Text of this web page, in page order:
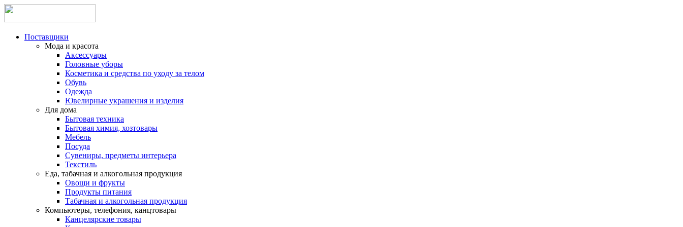
Поставщики
Мода и красота
Аксессуары
Головные уборы
Косметика и средства по уходу за телом
Обувь
Одежда
Ювелирные украшения и изделия
Для дома
Бытовая техника
Бытовая химия, хозтовары
Мебель
Посуда
Сувениры, предметы интерьера
Текстиль
Еда, табачная и алкогольная продукция
Овощи и фрукты
Продукты питания
Табачная и алкогольная продукция
Компьютеры, телефония, канцтовары
Канцелярские товары